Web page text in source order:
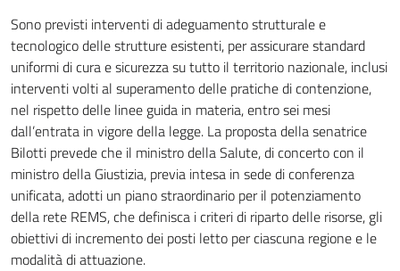
Sono previsti interventi di adeguamento strutturale e
tecnologico delle strutture esistenti, per assicurare standard
uniformi di cura e sicurezza su tutto il territorio nazionale, inclusi
interventi volti al superamento delle pratiche di contenzione,
nel rispetto delle linee guida in materia, entro sei mesi
dall’entrata in vigore della legge. La proposta della senatrice
Bilotti prevede che il ministro della Salute, di concerto con il
ministro della Giustizia, previa intesa in sede di conferenza
unificata, adotti un piano straordinario per il potenziamento
della rete REMS, che definisca i criteri di riparto delle risorse, gli
obiettivi di incremento dei posti letto per ciascuna regione e le
modalità di attuazione.